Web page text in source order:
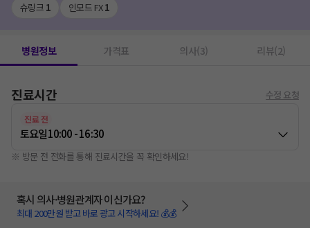
슈링크 1 인모드 FX1
병원정보 가격표 의사(3) 리뷰(2)
진료시간 수정 요청
진료 전
토요일10:00 - 16:30
※ 방문 전 전화를 통해 진료시간을 꼭 확인하세요!
혹시 의사·병원관계자 이신가요?
최대 200만원 받고 바로 광고 시작하세요! 💰💰